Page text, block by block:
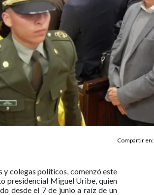
Compartir en:
y colegas políticos, comenzó este
presidencial Miguel Uribe, quien
desde el 7 de junio a raíz de un